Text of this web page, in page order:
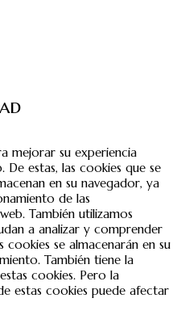
mejorar su experiencia
estas, las cookies que se
en su navegador, ya
de las
También utilizamos
a analizar y comprender
se almacenarán en su
También tiene la
cookies. Pero la
estas cookies puede afectar